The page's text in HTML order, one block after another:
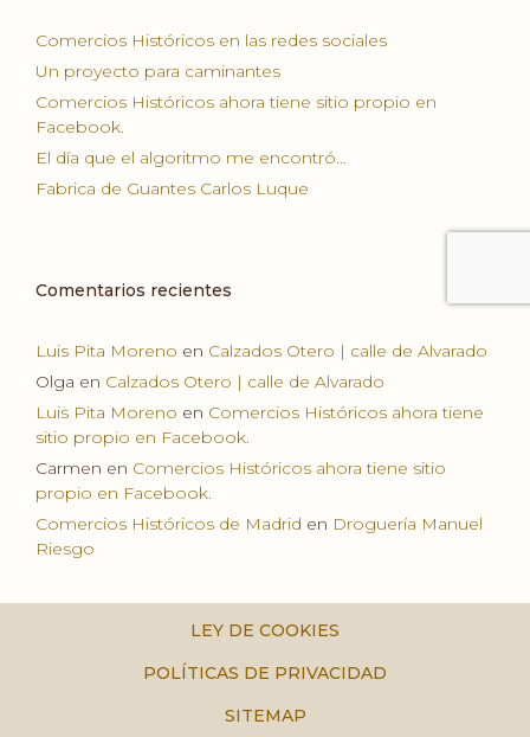
Comercios Históricos en las redes sociales
Un proyecto para caminantes
Comercios Históricos ahora tiene sitio propio en
Facebook.
El día que el algoritmo me encontró…
Fabrica de Guantes Carlos Luque
Comentarios recientes
Luis Pita Moreno en Calzados Otero | calle de Alvarado
Olga en Calzados Otero | calle de Alvarado
Luis Pita Moreno en Comercios Históricos ahora tiene
sitio propio en Facebook.
Carmen en Comercios Históricos ahora tiene sitio
propio en Facebook.
Comercios Históricos de Madrid en Droguería Manuel
Riesgo
LEY DE COOKIES
POLÍTICAS DE PRIVACIDAD
SITEMAP